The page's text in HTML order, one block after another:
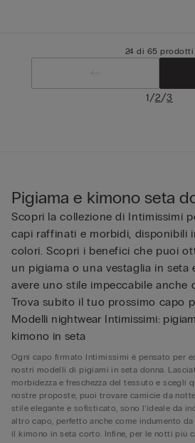
24 di 65 prodotti
1/2/3
Pigiama e kimono seta
Scopri la collezione di Intimissimi
capi raffinati e morbidi, disponibili
colori. Scopri i benefici che puoi
un pigiama o una vestaglia in seta
avere uno stile impeccabile anche
Trova subito il tuo prossimo capo
Modelli nightwear Intimissimi:
kimono in seta
Ogni capo firmato Intimissimi è pensato per
nostri modelli di pigiami in seta donna.
morbidezza e freschezza del tessuto e scegli
nostre proposte, puoi trovare camicie da
stile elegante e sofisticato, sono l’ideale da
altro capo, perfetto anche come indumento
il kimono in seta corto. Infine, per le notti più